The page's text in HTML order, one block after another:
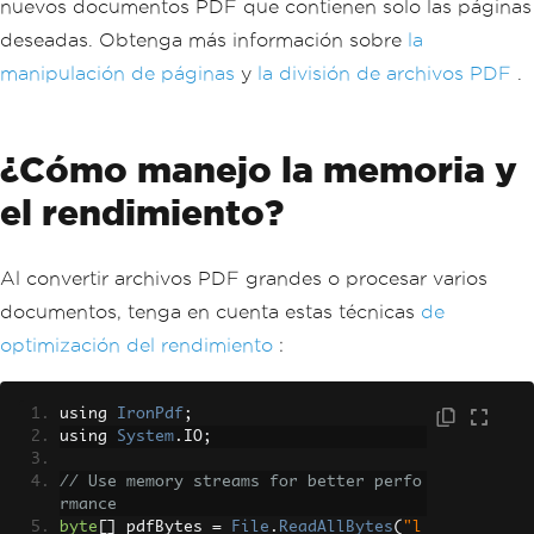
nuevos documentos PDF que contienen solo las páginas
deseadas. Obtenga más información sobre la
manipulación de páginas y la división de archivos PDF
¿Cómo manejo la memoria y
el rendimiento?
Al convertir archivos PDF grandes o procesar varios
documentos, tenga en cuenta estas técnicas de
optimización del rendimiento :
using IronPdf ;
using System . IO;
// Use memory streams for better perfo
rmance
byte
pdfBytes = File . ReadAllBytes( "l